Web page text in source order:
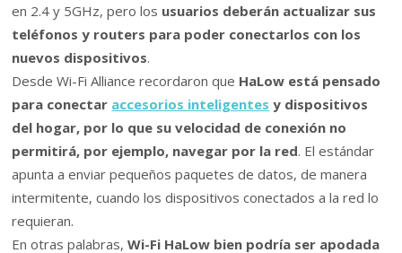
en 2.4 y 5GHz, pero los usuarios deberán actualizar sus
teléfonos y routers para poder conectarlos con los
nuevos dispositivos.
Desde Wi-Fi Alliance recordaron que HaLow está pensado
para conectar accesorios inteligentes y dispositivos
del hogar, por lo que su velocidad de conexión no
permitirá, por ejemplo, navegar por la red. El estándar
apunta a enviar pequeños paquetes de datos, de manera
intermitente, cuando los dispositivos conectados a la red lo
requieran.
En otras palabras,Wi-Fi HaLow bien podría ser apodada